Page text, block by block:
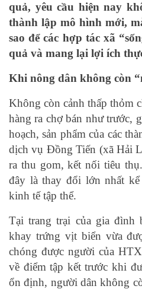
quả, yêu cầu hiện nay
thành lập mô hình mới,
sao để các hợp tác xã
quả và mang lại lợi ích
Khi nông dân không còn
Không còn cảnh thấp thỏm
hàng ra chợ bán như trước,
hoạch, sản phẩm của các
dịch vụ Đồng Tiến (xã Hải
ra thu gom, kết nối tiêu
đây là thay đổi lớn nhất
kinh tế tập thể.
Tại trang trại của gia đình
khay trứng vịt biển vừa
chóng được người của
về điểm tập kết trước khi
ổn định, người dân không